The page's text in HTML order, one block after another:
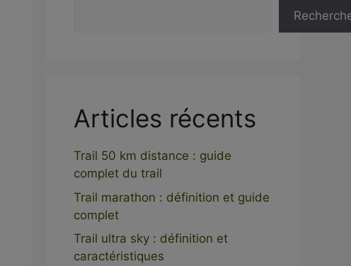
Articles récents
Trail 50 km distance : guide
complet du trail
Trail marathon : définition et guide
complet
Trail ultra sky : définition et
caractéristiques